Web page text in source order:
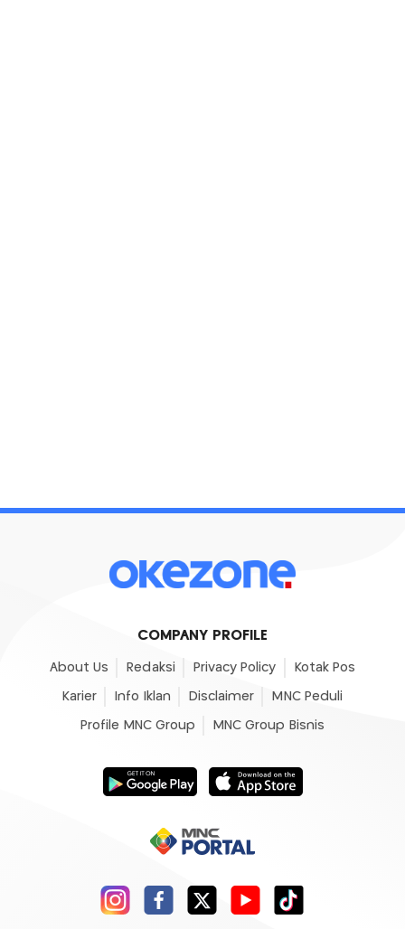
COMPANY PROFILE
About Us Redaksi Privacy Policy Kotak Pos
Karier Info Iklan Disclaimer MNC Peduli
Profile MNC Group MNC Group Bisnis